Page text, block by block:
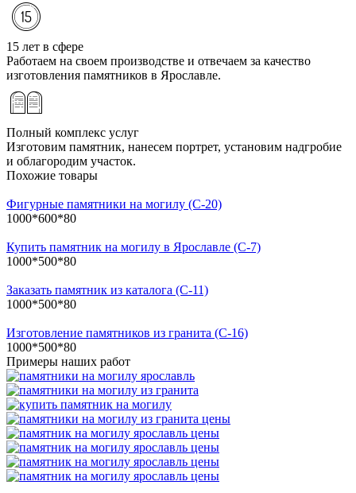
15 лет в сфере
Работаем на своем производстве и отвечаем за качество
изготовления памятников в Ярославле.
Полный комплекс услуг
Изготовим памятник, нанесем портрет, установим надгробие
и облагородим участок.
Похожие товары
Фигурные памятники на могилу (С-20)
1000*600*80
Купить памятник на могилу в Ярославле (C-7)
1000*500*80
Заказать памятник из каталога (С-11)
1000*500*80
Изготовление памятников из гранита (С-16)
1000*500*80
Примеры наших работ